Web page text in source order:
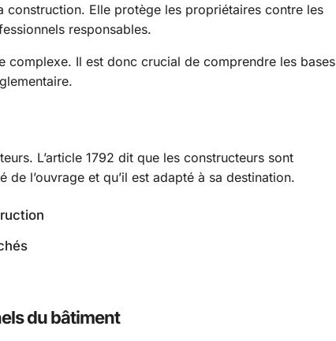
construction. Elle protège les propriétaires contre les
responsables.
complexe. Il est donc crucial de comprendre les bases
L’article 1792 dit que les constructeurs sont
l’ouvrage et qu’il est adapté à sa destination.
du bâtiment